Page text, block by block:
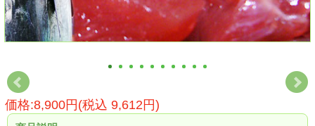
価格:8,900円(税込 9,612円)